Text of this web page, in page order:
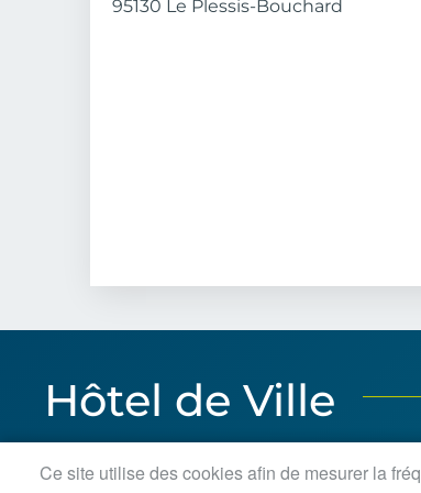
Code postal
95130 Le Plessis-Bouchard
Hôtel de Ville
3 bis rue Pierre-Brossolette
BP 30029 Le Plessis-Bouchard
Ce site utilise des cookies afin de mesurer la